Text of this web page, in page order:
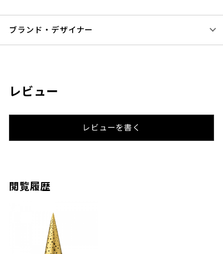
ブランド・デザイナー
レビュー
レビューを書く
閲覧履歴